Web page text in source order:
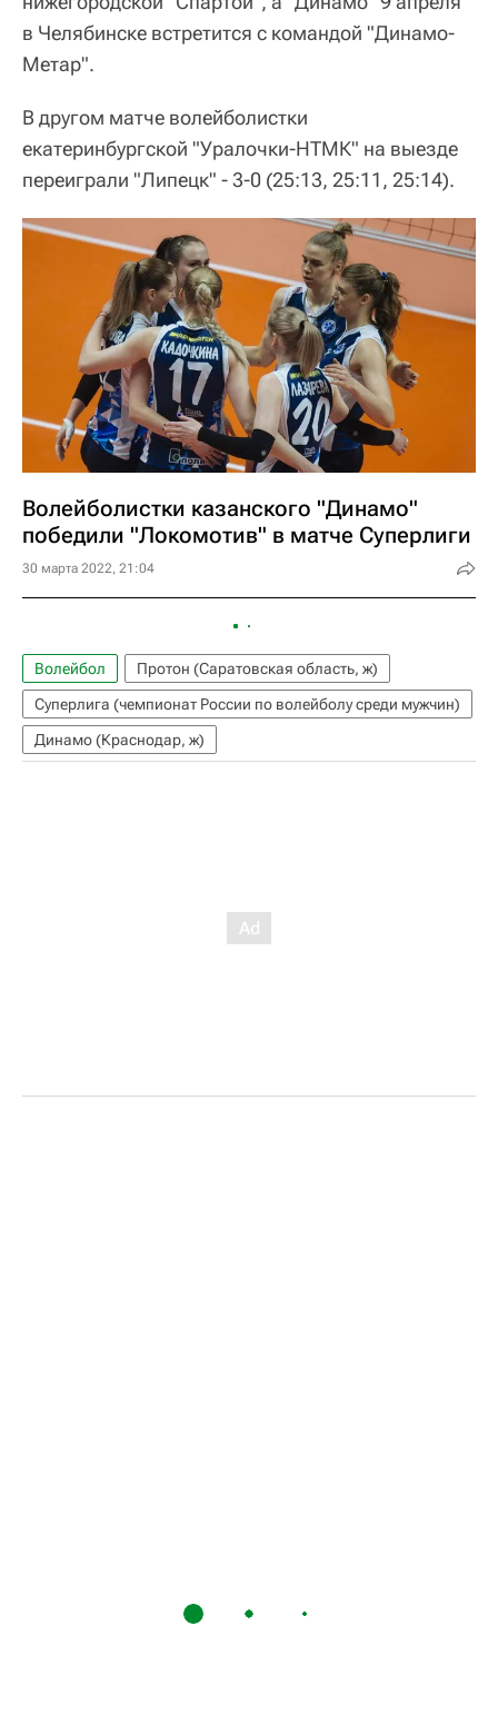
в Челябинске встретится с командой "Динамо-
Метар".
В другом матче волейболистки
екатеринбургской "Уралочки-НТМК" на выезде
переиграли "Липецк" - 3-0 (25:13, 25:11, 25:14).
Волейболистки казанского "Динамо"
победили "Локомотив" в матче Суперлиги
30 марта 2022, 21:04
Волейбол
Протон (Саратовская область, ж)
Суперлига (чемпионат России по волейболу среди мужчин)
Динамо (Краснодар, ж)